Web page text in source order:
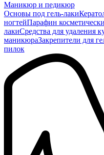
Маникюр и педикюр
Основы под гель-лаки
ногтейПарафин
лакиСредства для удаления
маникюраЗакрепители для
пилок